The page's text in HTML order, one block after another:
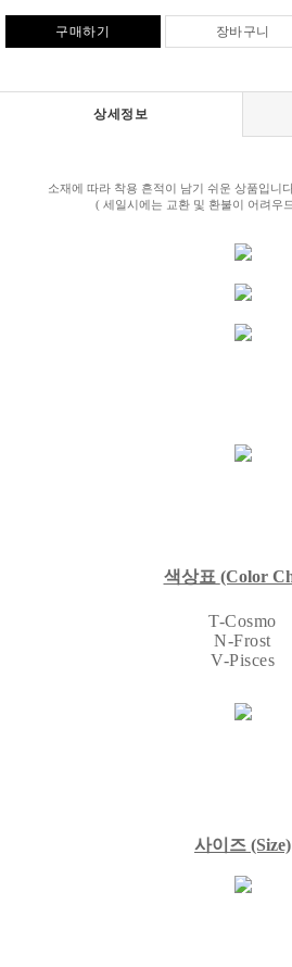
구매하기 장바구니
상세정보
소재에 따라 착용 흔적이 남기 쉬운 상품입니
( 세일시에는 교환 및 환불이 어려우
색상표 (Color
T-Cosmo
N-Frost
V-Pisces
사이즈 (Size)